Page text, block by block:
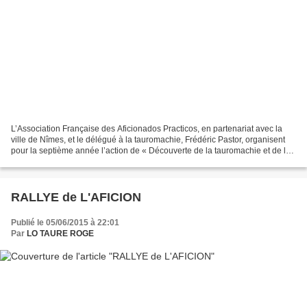
L’Association Française des Aficionados Practicos, en partenariat avec la
ville de Nîmes, et le délégué à la tauromachie, Frédéric Pastor, organisent
pour la septième année l’action de « Découverte de la tauromachie et de la
RALLYE de L'AFICION
Publié le 05/06/2015 à 22:01
Par LO TAURE ROGE